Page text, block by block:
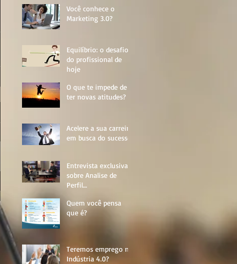
Você conhece o
Marketing 3.0?
Equilíbrio: o desafio
do profissional de
hoje
O que te impede de
ter novas atitudes?
Acelere a sua carreira
em busca do sucesso
Entrevista exclusiva
sobre Analise de
Perfil
Personalidade
Quem você pensa
que é?
Teremos emprego na
Indústria 4.0?